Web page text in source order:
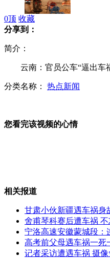
七岁女童舍身救母 生命
临时停车不锁门 40秒被
实拍：机器人酷似真人
0顶 收藏
分享到：
简介：
云南：官员公车“逼出车
分类名称： 热点新闻
您看完该视频的心情
相关报道
甘肃小伙新疆遇车祸身
舍甫琴科赛后遭车祸
宁洛高速安徽蒙城段：
高考前父母遇车祸一死
记者采访遭遇车祸 摄